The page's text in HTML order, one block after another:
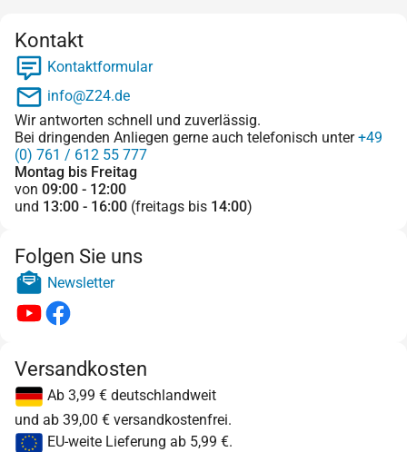
Kontakt
Kontaktformular
info@Z24.de
Wir antworten schnell und zuverlässig.
Bei dringenden Anliegen gerne auch telefonisch unter+49
(0) 761 / 612 55 777
Montag bis Freitag
von 09:00 - 12:00
und 13:00 - 16:00 (freitags bis 14:00)
Folgen Sie uns
Newsletter
Versandkosten
Ab 3,99 € deutschlandweit
und ab 39,00 € versandkostenfrei.
EU-weite Lieferung ab 5,99 €.